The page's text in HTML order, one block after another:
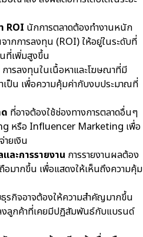
ROI นักการตลาดต้องทำงานหนัก
กการลงทุน (ROI) ให้อยู่ในระดับที่
ที่เพิ่มสูงขึ้น
การลงทุนในเนื้อหาและโฆษณาที่มี
ป็น เพื่อความคุ้มค่ากับงบประมาณที่
ที่อาจต้องใช้ช่องทางการตลาดอื่นๆ
หรือ Influencer Marketing เพื่อ
ยเงิน
ละการรายงาน การรายงานผลต้อง
อมากขึ้น เพื่อแสดงให้เห็นถึงความคุ้ม
ธุรกิจอาจต้องให้ความสำคัญมากขึ้น
งลูกค้าที่เคยมีปฏิสัมพันธ์กับแบรนด์